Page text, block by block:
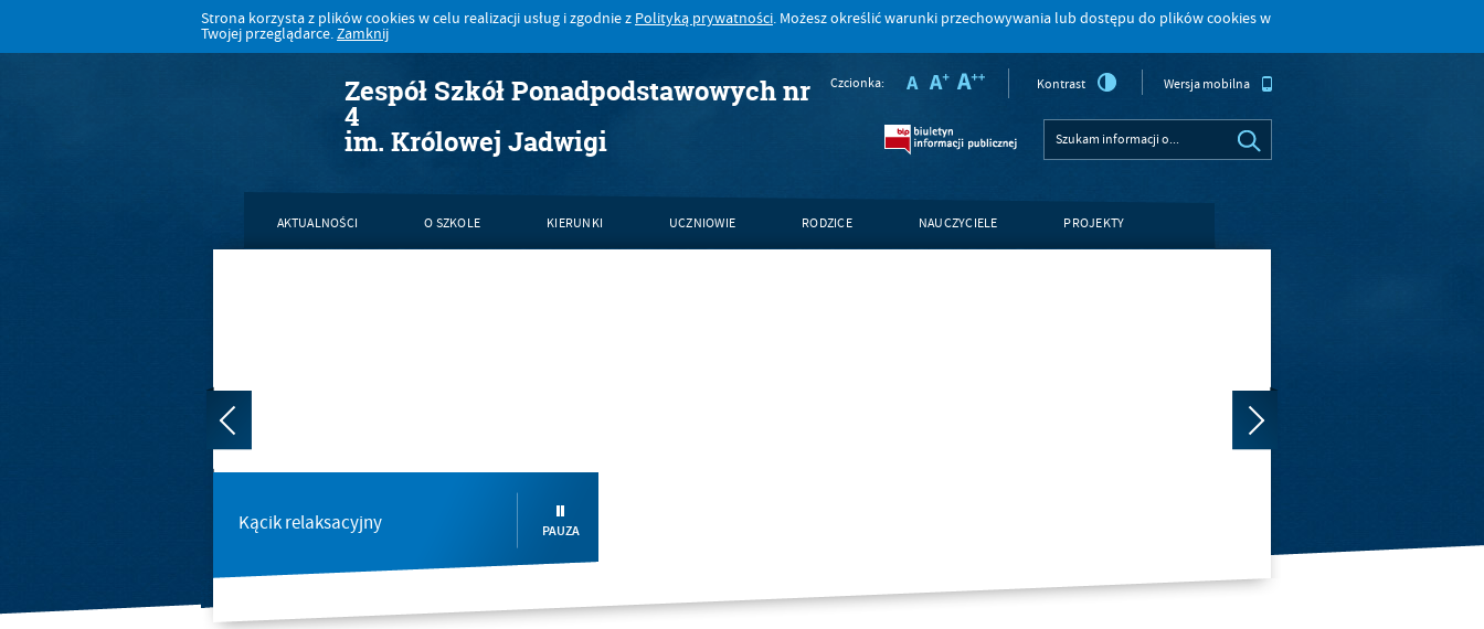
Strona korzysta z plików cookies w celu realizacji usług i zgodnie z Polityką prywatności. Możesz określić warunki przechowywania lub dostępu do plików cookies w
Twojej przeglądarce.Zamknij
Zespół Szkół Ponadpodstawowych nr
4
im. Królowej Jadwigi
Czcionka: Kontrast Wersja mobilna
AKTUALNOŚCI O SZKOLE KIERUNKI UCZNIOWIE RODZICE NAUCZYCIELE PROJEKTY
Kącik relaksacyjny PAUZA